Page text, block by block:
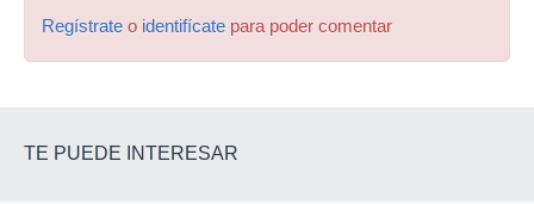
Regístrate o identifícate para poder comentar
TE PUEDE INTERESAR